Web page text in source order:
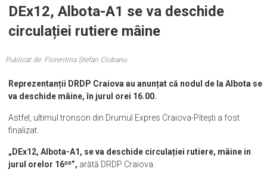
DEx12, Albota-A1 se va deschide
circulației rutiere mâine
Publicat de: Florentina Ștefan Ciobanu
Reprezentanții DRDP Craiova au anunțat că nodul de la Albota se
va deschide mâine, în jurul orei 16.00.
Astfel, ultimul tronson din Drumul Expres Craiova-Pitești a fost
finalizat.
„DEx12, Albota-A1, se va deschide circulației rutiere, mâine in
jurul orelor 16⁰⁰”, arătă DRDP Craiova.